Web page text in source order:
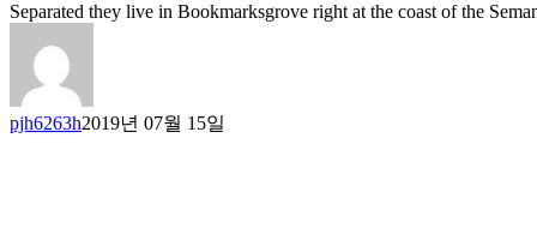
Separated they live in Bookmarksgrove right at the coast of the
pjh6263h2019년 07월 15일